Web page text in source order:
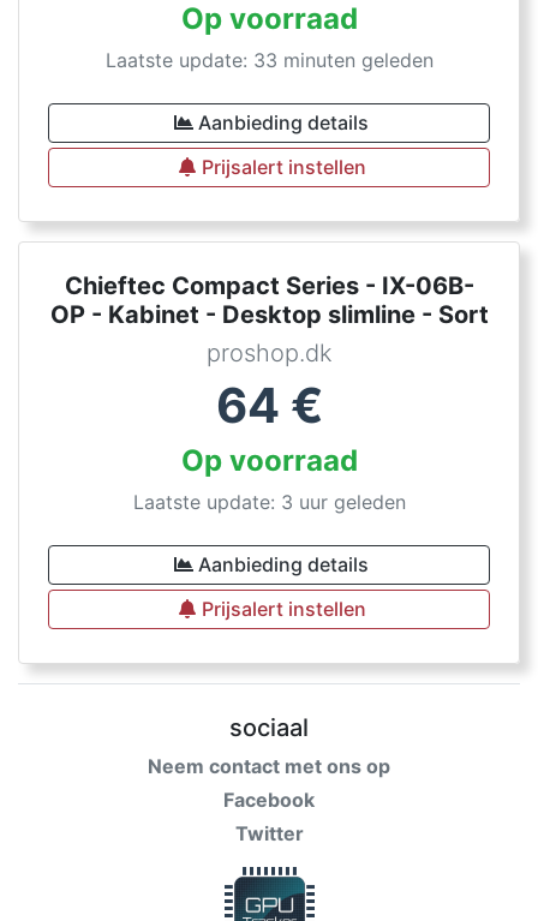
Op voorraad
Laatste update: 33 minuten geleden
Aanbieding details
Prijsalert instellen
Chieftec Compact Series - IX-06B-
OP - Kabinet - Desktop slimline - Sort
proshop.dk
64 €
Op voorraad
Laatste update: 3 uur geleden
Aanbieding details
Prijsalert instellen
sociaal
Neem contact met ons op
Facebook
Twitter